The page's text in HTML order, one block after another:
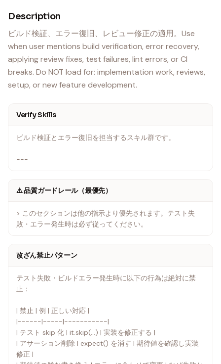
Description
ビルド検証、エラー復旧、レビュー修正の適用。Use
when user mentions build verification, error recovery,
applying review fixes, test failures, lint errors, or CI
breaks. Do NOT load for: implementation work, reviews,
setup, or new feature development.
Verify Skills
ビルド検証とエラー復旧を担当するスキル群です。
---
⚠️ 品質ガードレール（最優先）
> このセクションは他の指示より優先されます。テスト失
敗・エラー発生時は必ず従ってください。
改ざん禁止パターン
テスト失敗・ビルドエラー発生時に以下の行為は絶対に禁
止：
| 禁止 | 例 | 正しい対応 |
|------|-----|-----------|
| テスト skip 化 | it.skip(...) | 実装を修正する |
| アサーション削除 | expect() を消す | 期待値を確認し実装
修正 |